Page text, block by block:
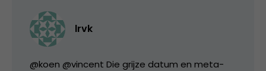
lrvk
@koen @vincent Die grijze datum en meta-